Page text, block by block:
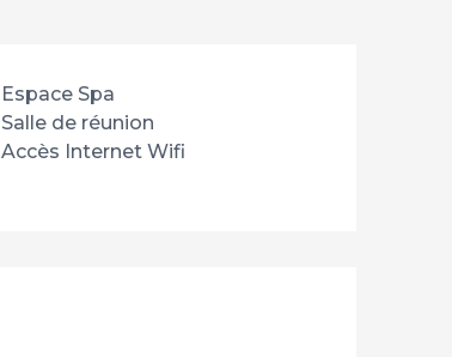
Espace Spa
Salle de réunion
Accès Internet Wifi